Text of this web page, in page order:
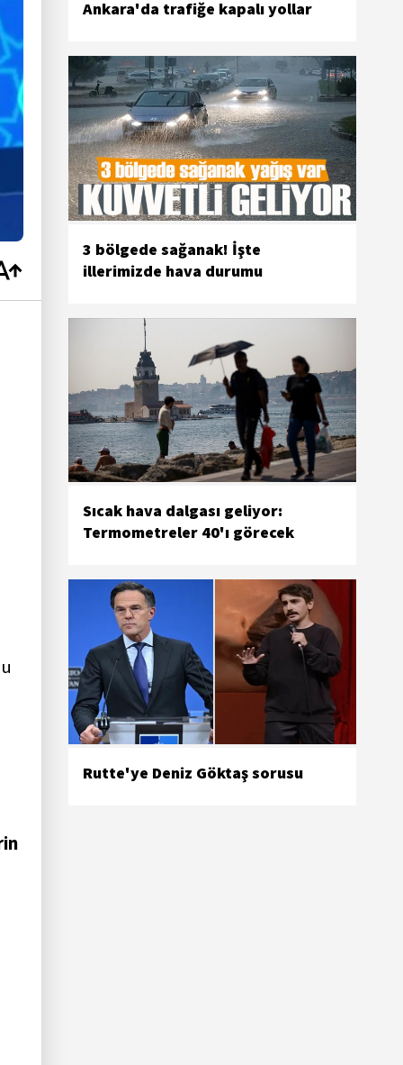
Ankara'da trafiğe kapalı yollar
3 bölgede sağanak! İşte
illerimizde hava durumu
Sıcak hava dalgası geliyor:
Termometreler 40'ı görecek
Rutte'ye Deniz Göktaş sorusu